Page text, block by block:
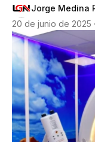
Jorge Medina
20 de junio de 2025